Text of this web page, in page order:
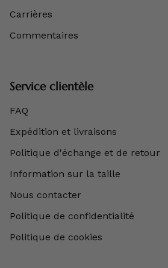
Carrières
Commentaires
Service clientèle
FAQ
Expédition et livraisons
Politique d'échange et de retour
Information sur la taille
Nous contacter
Politique de confidentialité
Politique de cookies